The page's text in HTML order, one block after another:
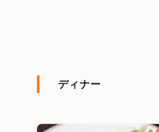
ディナー